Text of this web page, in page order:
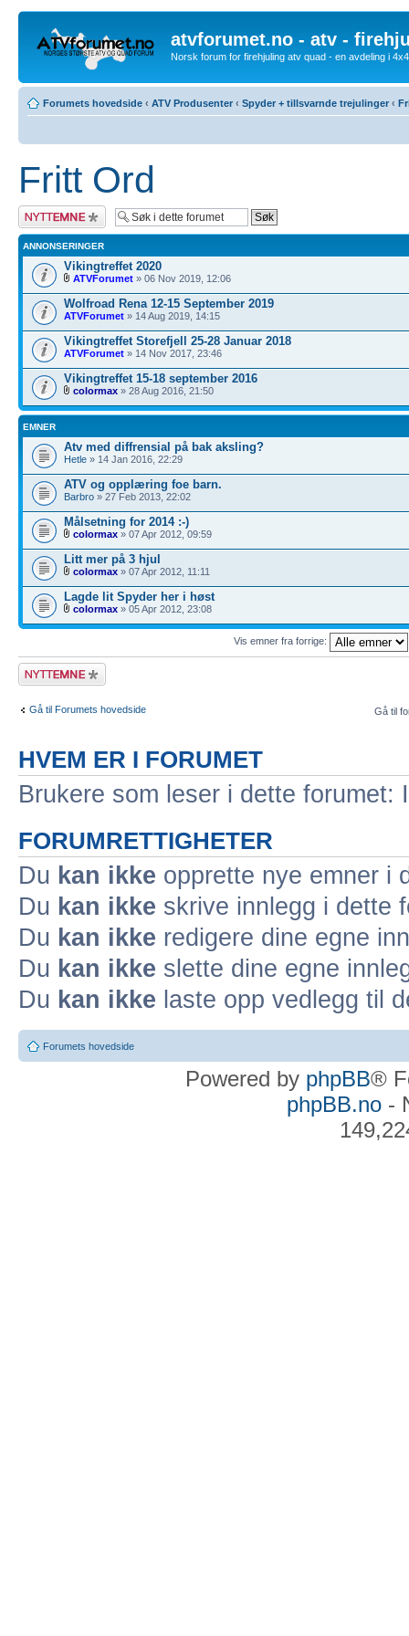
atvforumet.no - atv -
Norsk forum for firehjuling atv quad - en avdeling i
Forumets hovedside ‹ ATV Produsenter ‹ Spyder + tillsvarnde trejulinger ‹
Fritt Ord
Legg inn et nytt
emne
ANNONSERINGER
Vikingtreffet 2020
ATVForumet » 06 Nov 2019, 12:06
Wolfroad Rena 12-15 September 2019
ATVForumet » 14 Aug 2019, 14:15
Vikingtreffet Storefjell 25-28 Januar 2018
ATVForumet » 14 Nov 2017, 23:46
Vikingtreffet 15-18 september 2016
colormax » 28 Aug 2016, 21:50
EMNER
Atv med diffrensial på bak aksling?
Hetle » 14 Jan 2016, 22:29
ATV og opplæring foe barn.
Barbro » 27 Feb 2013, 22:02
Målsetning for 2014 :-)
colormax » 07 Apr 2012, 09:59
Litt mer på 3 hjul
colormax » 07 Apr 2012, 11:11
Lagde lit Spyder her i høst
colormax » 05 Apr 2012, 23:08
Vis emner fra forrige:
Legg inn et nytt
emne
Gå til Forumets hovedside Gå til
HVEM ER I FORUMET
Brukere som leser i dette
FORUMRETTIGHETER
Du kan ikke opprette nye emner i
Du kan ikke skrive innlegg i dette
Du kan ikke redigere dine egne
Du kan ikke slette dine egne
Du kan ikke laste opp vedlegg til
Forumets hovedside
Powered by phpBB®
phpBB.no-